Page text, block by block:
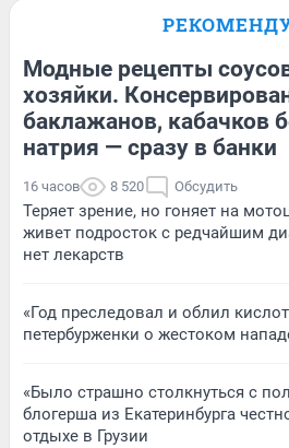
Модные рецепты
хозяйки.
баклажанов, кабачков
натрия — сразу в банки
16 часов 8 520 Обсудить
Теряет зрение, но гоняет на
живет подросток с редчайшим
нет лекарств
«Год преследовал и облил
петербурженки о жестоком
«Было страшно столкнуться с
блогерша из Екатеринбурга
отдыхе в Грузии